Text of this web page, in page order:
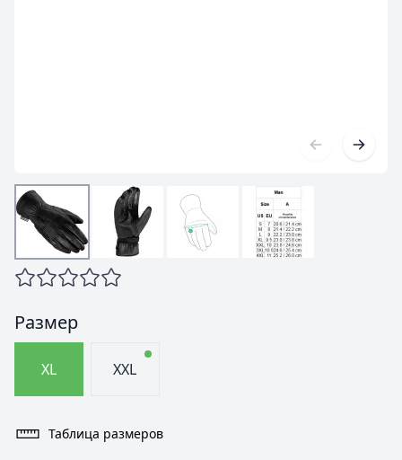
Размер
XL XXL
Таблица размеров